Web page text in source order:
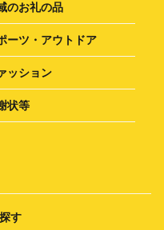
のお礼の品
ーツ・アウトドア
ッション
状等
す